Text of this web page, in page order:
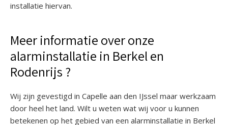
installatie hiervan.
Meer informatie over onze
alarminstallatie in Berkel en
Rodenrijs ?
Wij zijn gevestigd in Capelle aan den IJssel maar werkzaam
door heel het land. Wilt u weten wat wij voor u kunnen
betekenen op het gebied van een alarminstallatie in Berkel